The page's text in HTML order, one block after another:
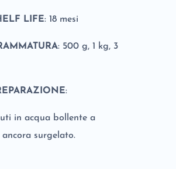
LIFE: 18 mesi
: 500 g, 1 kg, 3
:
in acqua bollente a
surgelato.